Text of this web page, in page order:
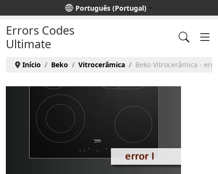
Escolha o seu idioma Português (Portugal)
Errors Codes
Ultimate
Início Beko Vitrocerâmica Beko Vitrocerâmica -